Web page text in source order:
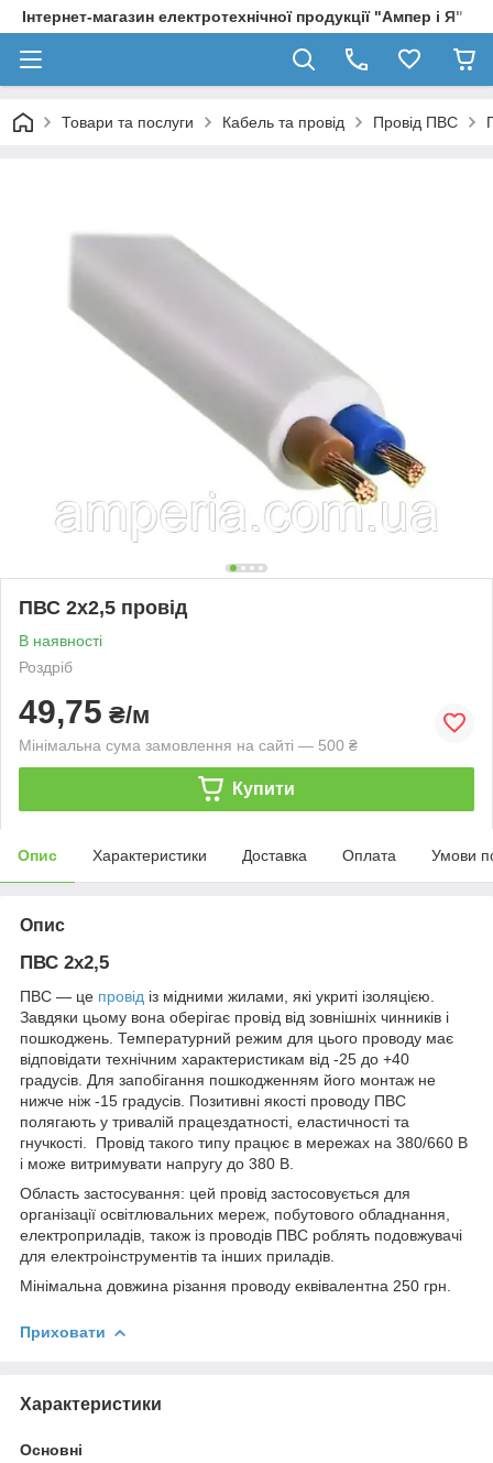
Інтернет-магазин електротехнічної продукції "Ампер і Я"
Товари та послуги Кабель та провід Провід ПВС
ПВС 2х2,5 провід
В наявності
Роздріб
49,75 ₴/м
Мінімальна сума замовлення на сайті — 500 ₴
Купити
Опис Характеристики Доставка Оплата Умови
Опис
ПВС 2х2,5
ПВС — це провід із мідними жилами, які укриті ізоляцією.
Завдяки цьому вона оберігає провід від зовнішніх чинників і
пошкоджень. Температурний режим для цього проводу має
відповідати технічним характеристикам від -25 до +40
градусів. Для запобігання пошкодженням його монтаж не
нижче ніж -15 градусів. Позитивні якості проводу ПВС
полягають у тривалій працездатності, еластичності та
гнучкості. Провід такого типу працює в мережах на 380/660 В
і може витримувати напругу до 380 В.
Область застосування: цей провід застосовується для
організації освітлювальних мереж, побутового обладнання,
електроприладів, також із проводів ПВС роблять подовжувачі
для електроінструментів та інших приладів.
Мінімальна довжина різання проводу еквівалентна 250 грн.
Приховати
Характеристики
Основні